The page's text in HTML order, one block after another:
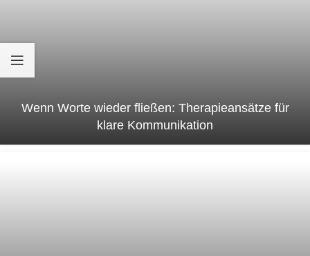
Wenn Worte wieder fließen: Therapieansätze für
klare Kommunikation